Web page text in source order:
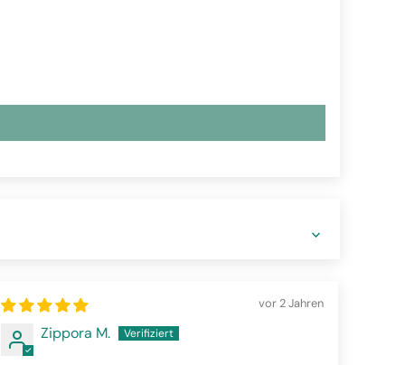
vor 2 Jahren
Zippora M.